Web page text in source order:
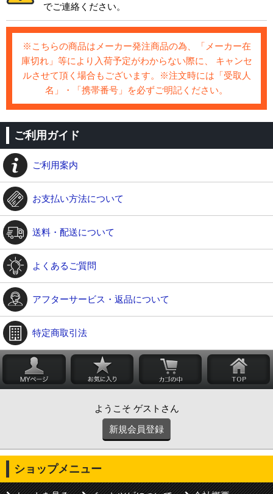
でご連絡ください。
※こちらの商品はメーカー発注商品の為、「メーカー在
庫切れ」等により入荷予定がわからない際に、 キャンセ
ルさせて頂く場合もございます。※注文時には「受取人
名」・「携帯番号」を必ずご明記ください。
ご利用ガイド
ご利用案内
お支払い方法について
送料・配送について
よくあるご質問
アフターサービス・返品について
特定商取引法
ようこそ ゲストさん
新規会員登録
ショップメニュー